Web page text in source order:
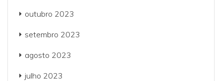
outubro 2023
setembro 2023
agosto 2023
julho 2023